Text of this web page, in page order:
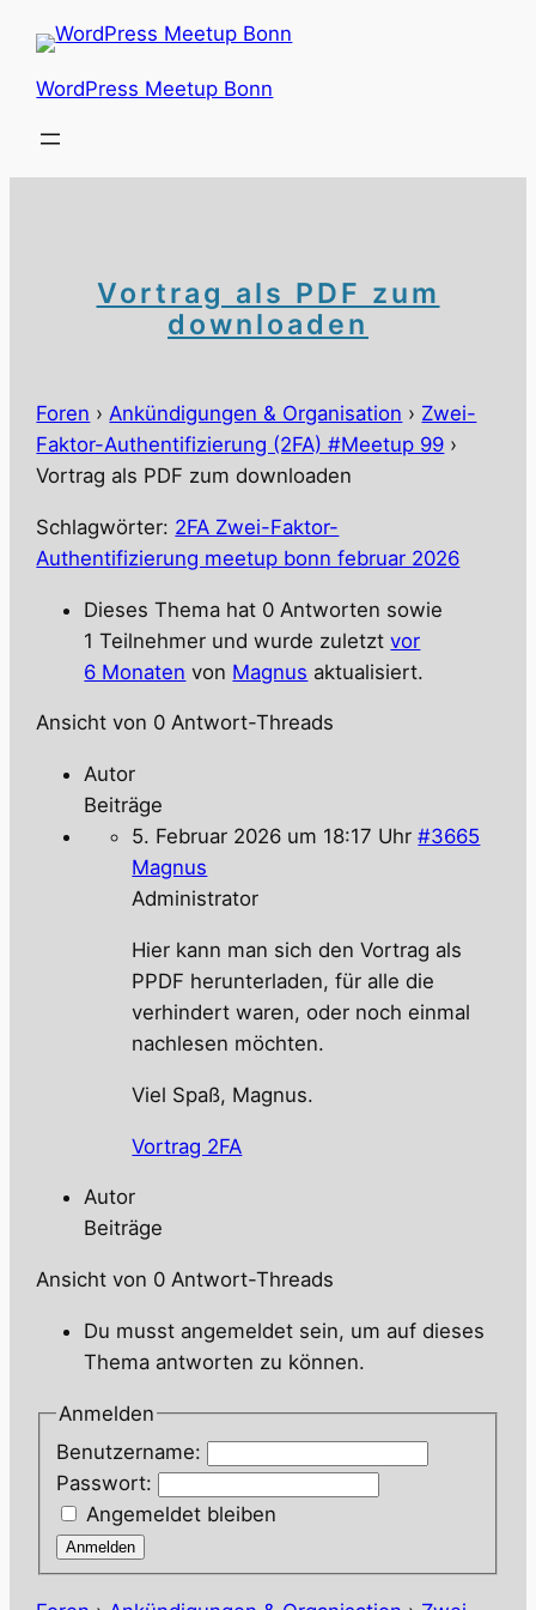
Inhalt
springen
WordPress Meetup Bonn
Vortrag als PDF zum
downloaden
Foren › Ankündigungen & Organisation › Zwei-
Faktor-Authentifizierung (2FA) #Meetup 99 ›
Vortrag als PDF zum downloaden
Schlagwörter: 2FA Zwei-Faktor-
Authentifizierung meetup bonn februar 2026
Dieses Thema hat 0 Antworten sowie
1 Teilnehmer und wurde zuletztvor
6 Monaten von Magnus aktualisiert.
Ansicht von 0 Antwort-Threads
Autor
Beiträge
5. Februar 2026 um 18:17 Uhr #3665
Magnus
Administrator
Hier kann man sich den Vortrag als
PPDF herunterladen, für alle die
verhindert waren, oder noch einmal
nachlesen möchten.
Viel Spaß, Magnus.
Vortrag 2FA
Autor
Beiträge
Ansicht von 0 Antwort-Threads
Du musst angemeldet sein, um auf dieses
Thema antworten zu können.
Anmelden
Benutzername:
Passwort:
Angemeldet bleiben
Anmelden